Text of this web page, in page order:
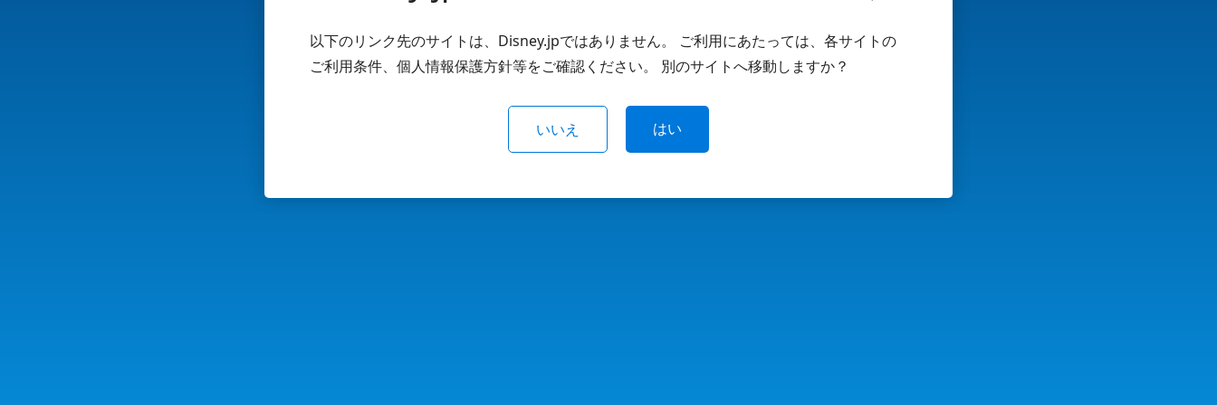
以下のリンク先のサイトは、Disney.jpではありません。 ご利用にあたっては、各サイトの
ご利用条件、個人情報保護方針等をご確認ください。 別のサイトへ移動しますか？
いいえ はい